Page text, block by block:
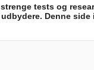
tests og
Denne